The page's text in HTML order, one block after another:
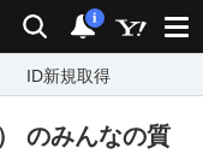
検索 通知
i
ID新規取得
のみんなの質